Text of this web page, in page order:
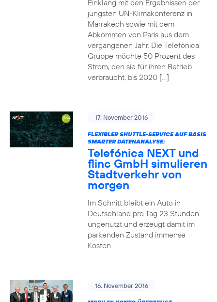
Einklang mit den Ergebnissen der
jüngsten UN-Klimakonferenz in
Marrakech sowie mit dem
Abkommen von Paris aus dem
vergangenen Jahr. Die Telefónica
Gruppe möchte 50 Prozent des
Strom, den sie für ihren Betrieb
verbraucht, bis 2020 […]
17. November 2016
FLEXIBLER SHUTTLE-SERVICE AUF BASIS
SMARTER DATENANALYSE:
Telefónica NEXT und
flinc GmbH simulieren
Stadtverkehr von
morgen
Im Schnitt bleibt ein Auto in
Deutschland pro Tag 23 Stunden
ungenutzt und erzeugt damit im
parkenden Zustand immense
Kosten.
16. November 2016